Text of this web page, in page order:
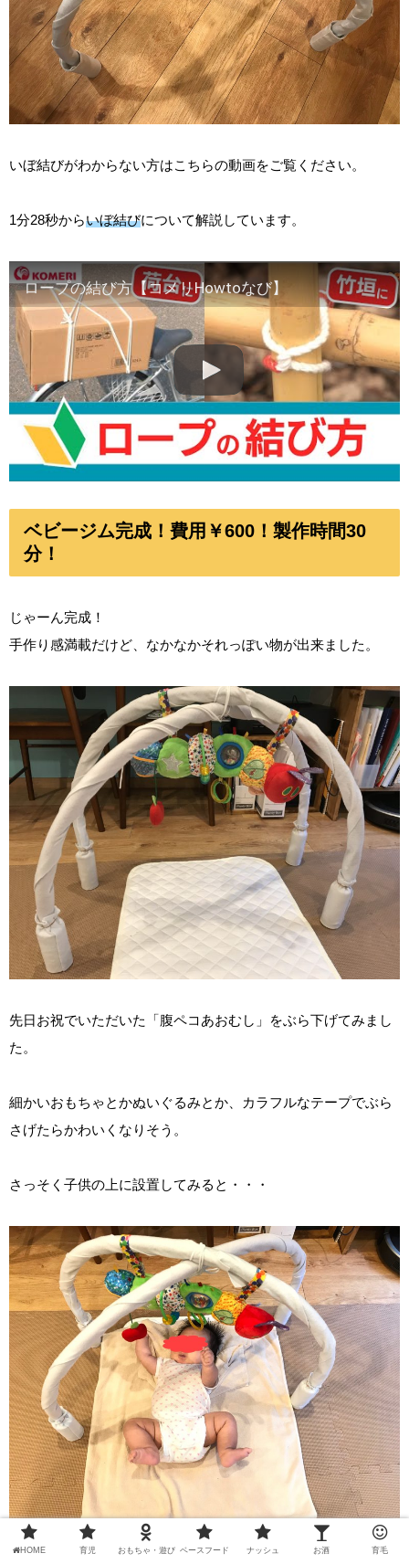
いぼ結びがわからない方はこちらの動画をご覧ください。
1分28秒からいぼ結びについて解説しています。
ロープの結び方【コメリHowtoなび】
ベビージム完成！費用￥600！製作時間30
分！
じゃーん完成！
手作り感満載だけど、なかなかそれっぽい物が出来ました。
先日お祝でいただいた「腹ペコあおむし」をぶら下げてみまし
た。
細かいおもちゃとかぬいぐるみとか、カラフルなテープでぶら
さげたらかわいくなりそう。
さっそく子供の上に設置してみると・・・
アーアーウーウー言いながら手足バタバタして楽しそうに遊ん
HOME 育児 おもちゃ・遊び ベースフード ナッシュ お酒 育毛